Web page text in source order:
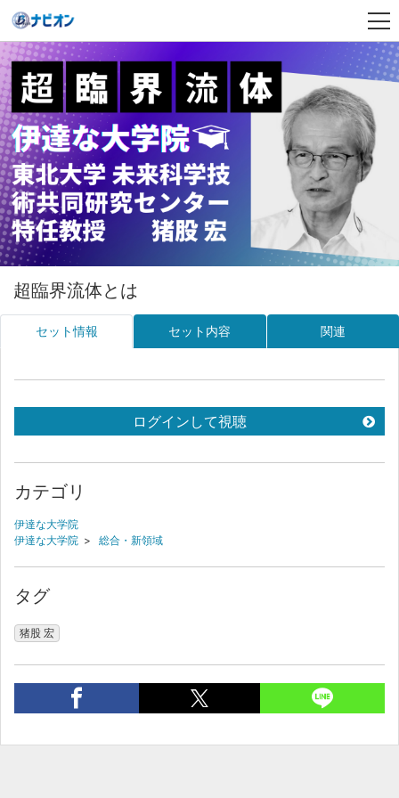
超臨界流体とは
セット情報 セット内容 関連
ログインして視聴
カテゴリ
伊達な大学院
伊達な大学院 > 総合・新領域
タグ
猪股 宏